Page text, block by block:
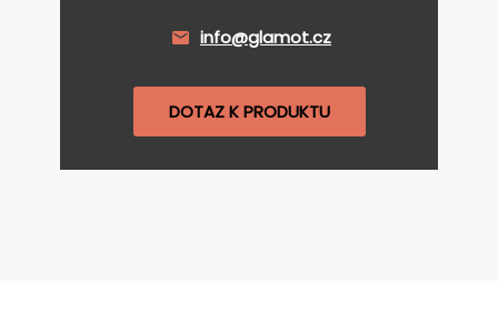
info@glamot.cz
DOTAZ K PRODUKTU